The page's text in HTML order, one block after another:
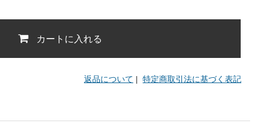
カートに入れる
返品について | 特定商取引法に基づく表記